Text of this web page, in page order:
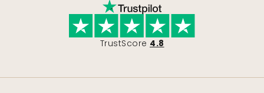
TrustScore 4.8